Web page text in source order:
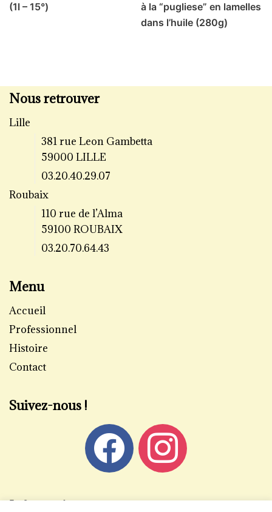
(1l – 15°)
à la “pugliese” en lamelles
dans l’huile (280g)
Nous retrouver
Lille
381 rue Leon Gambetta
59000 LILLE
03.20.40.29.07
Roubaix
110 rue de l’Alma
59100 ROUBAIX
03.20.70.64.43
Menu
Accueil
Professionnel
Histoire
Contact
Suivez-nous !
Informations